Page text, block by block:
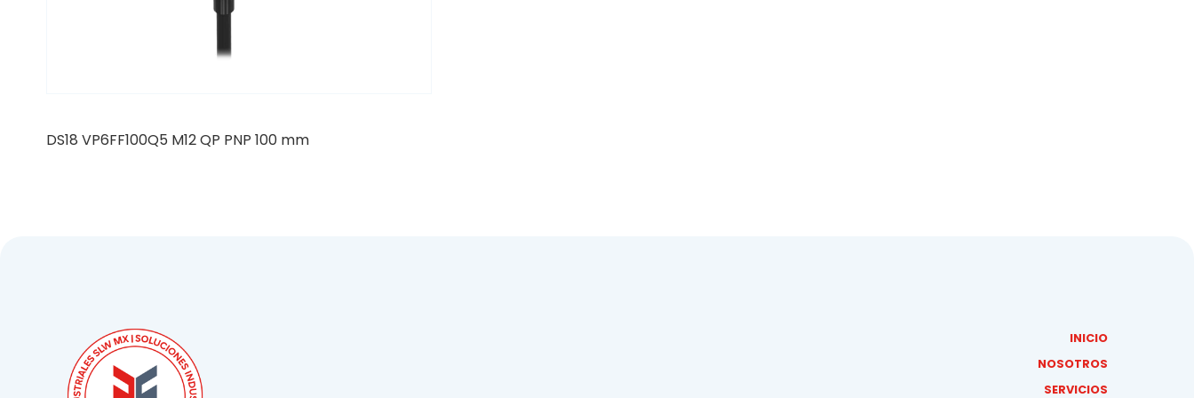
DS18 VP6FF100Q5 M12 QP PNP 100 mm
INICIO
NOSOTROS
SERVICIOS